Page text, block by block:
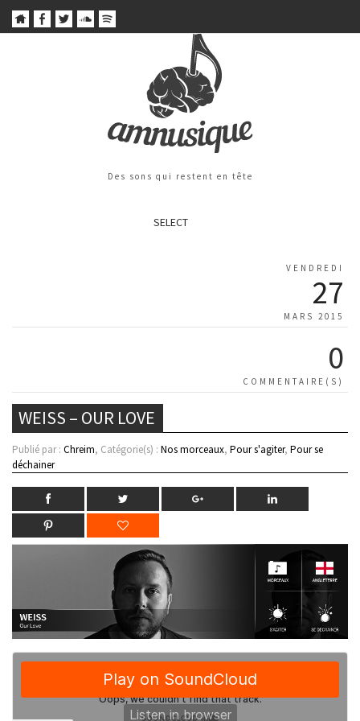
Des sons qui restent en tête
SELECT
VENDREDI
27
MARS 2015
0
COMMENTAIRE(S)
WEISS – OUR LOVE
Publié par : Chreim, Catégorie(s) : Nos morceaux, Pour s'agiter, Pour se
déchainer